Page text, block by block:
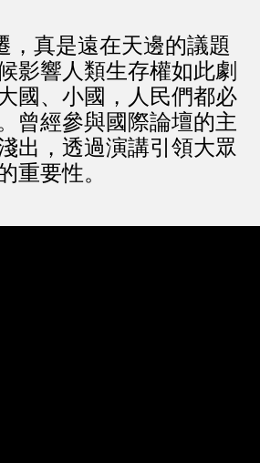
，真是遠在天邊的議題
影響人類生存權如此劇
國、小國，人民們都必
曾經參與國際論壇的主
出，透過演講引領大眾
重要性。